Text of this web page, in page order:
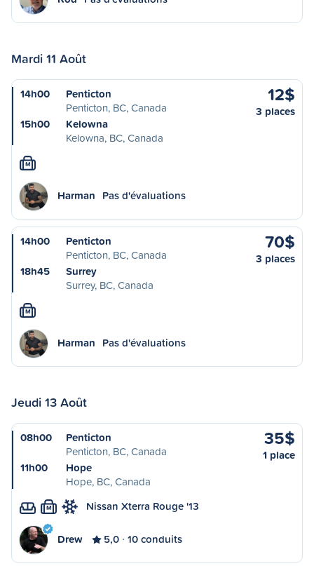
Mardi 11 Août
14h00
Penticton
Penticton, BC, Canada
15h00
Kelowna
Kelowna, BC, Canada
12$
3 places
M
Harman Pas d'évaluations
14h00
Penticton
Penticton, BC, Canada
18h45
Surrey
Surrey, BC, Canada
70$
3 places
M
Harman Pas d'évaluations
Jeudi 13 Août
08h00
Penticton
Penticton, BC, Canada
11h00
Hope
Hope, BC, Canada
35$
1 place
M Nissan Xterra Rouge '13
Drew 5,0 10 conduits